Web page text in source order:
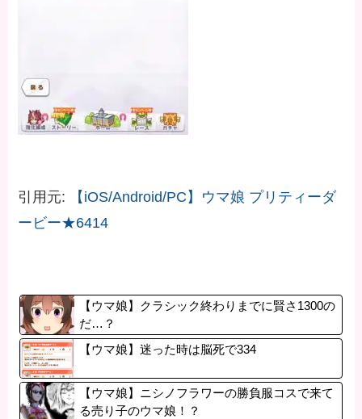
引用元:
【iOS/Android/PC】ウマ娘 プリティーダ
ービー★6414
【ウマ娘】クラシック終わりまでに賢さ1300の
だ…？
【ウマ娘】迷った時は脳死で334
【ウマ娘】ニシノフラワーの勝負服コスで来て
る売り子のウマ娘！？